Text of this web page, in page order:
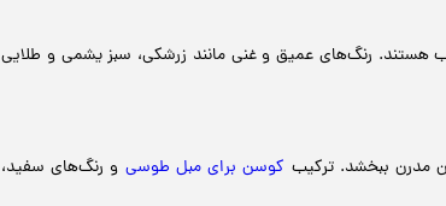
هستند. رنگ‌های عمیق و غنی مانند زرشکی، سبز یشمی و طلایی
مدرن ببخشد. ترکیب کوسن برای مبل طوسی و رنگ‌های سفید،